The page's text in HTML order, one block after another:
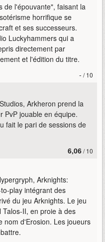
de l'épouvante", faisant la
horrifique se
et ses successeurs.
Luckyhammers qui a
directement par
et l'édition du titre.
- / 10
Arkheron prend la
PvP jouable en équipe.
fait le pari de sessions de
6,06/ 10
Arknights:
play intégrant des
du jeu Arknights. Le jeu
II, en proie à des
nom d'Erosion. Les joueurs